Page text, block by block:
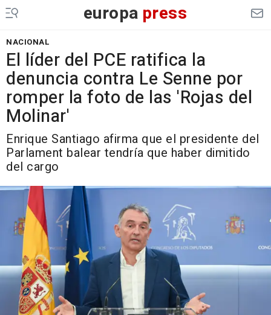
europa press
NACIONAL
El líder del PCE ratifica la
denuncia contra Le Senne por
romper la foto de las 'Rojas del
Molinar'
Enrique Santiago afirma que el presidente del
Parlament balear tendría que haber dimitido
del cargo